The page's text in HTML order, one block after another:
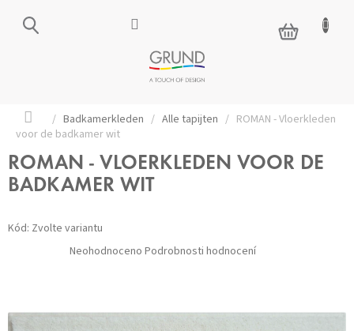
NÁKUPNÍ
KOŠÍK
Domů
/ Badkamerkleden / Alle tapijten / ROMAN - Vloerkleden
voor de badkamer wit
ROMAN - VLOERKLEDEN VOOR DE
BADKAMER WIT
Kód: Zvolte variantu
Průměrné
hodnocení
Neohodnoceno Podrobnosti hodnocení